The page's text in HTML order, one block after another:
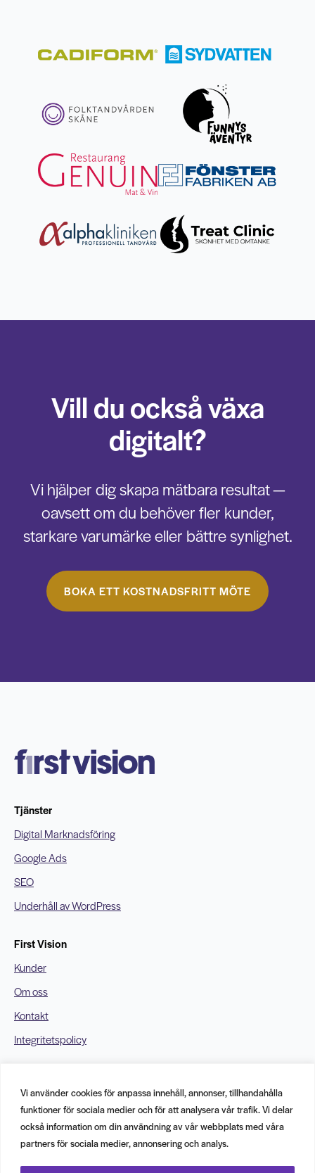
Vi använder cookies för anpassa innehåll, annonser, tillhandahålla
funktioner för sociala medier och för att analysera vår trafik. Vi delar
också information om din användning av vår webbplats med våra
partners för sociala medier, annonsering och analys.
Vill du också växa
digitalt?
Vi hjälper dig skapa mätbara resultat —
oavsett om du behöver fler kunder,
starkare varumärke eller bättre synlighet.
BOKA ETT KOSTNADSFRITT MÖTE
Tjänster
Digital Marknadsföring
Google Ads
SEO
Underhåll av WordPress
First Vision
Kunder
Om oss
Kontakt
Integritetspolicy
info@firstvision.se
010 – 585 4008
556963-4099